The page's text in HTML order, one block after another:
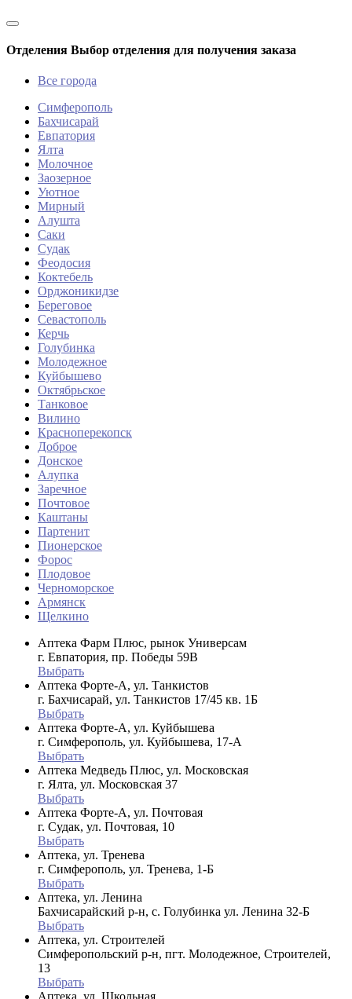
Отделения Выбор отделения для получения заказа
Все города
Симферополь
Бахчисарай
Евпатория
Ялта
Молочное
Заозерное
Уютное
Мирный
Алушта
Саки
Судак
Феодосия
Коктебель
Орджоникидзе
Береговое
Севастополь
Керчь
Голубинка
Молодежное
Куйбышево
Октябрьское
Танковое
Вилино
Красноперекопск
Доброе
Донское
Алупка
Заречное
Почтовое
Каштаны
Партенит
Пионерское
Форос
Плодовое
Черноморское
Армянск
Щелкино
Аптека Фарм Плюс, рынок Универсам
г. Евпатория, пр. Победы 59В
Выбрать
Аптека Форте-А, ул. Танкистов
г. Бахчисарай, ул. Танкистов 17/45 кв. 1Б
Выбрать
Аптека Форте-А, ул. Куйбышева
г. Симферополь, ул. Куйбышева, 17-А
Выбрать
Аптека Медведь Плюс, ул. Московская
г. Ялта, ул. Московская 37
Выбрать
Аптека Форте-А, ул. Почтовая
г. Судак, ул. Почтовая, 10
Выбрать
Аптека, ул. Тренева
г. Симферополь, ул. Тренева, 1-Б
Выбрать
Аптека, ул. Ленина
Бахчисарайский р-н, с. Голубинка ул. Ленина 32-Б
Выбрать
Аптека, ул. Строителей
Симферопольский р-н, пгт. Молодежное, Строителей,
13
Выбрать
Аптека, ул. Школьная